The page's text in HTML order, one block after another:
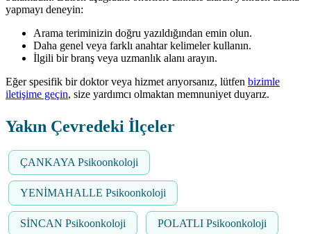
yapmayı deneyin:
Arama teriminizin doğru yazıldığından emin olun.
Daha genel veya farklı anahtar kelimeler kullanın.
İlgili bir branş veya uzmanlık alanı arayın.
Eğer spesifik bir doktor veya hizmet arıyorsanız, lütfen bizimle
iletişime geçin, size yardımcı olmaktan memnuniyet duyarız.
Yakın Çevredeki İlçeler
ÇANKAYA Psikoonkoloji
YENİMAHALLE Psikoonkoloji
SİNCAN Psikoonkoloji POLATLI Psikoonkoloji